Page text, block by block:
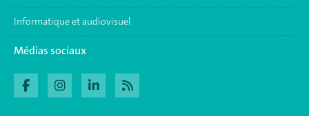
Informatique et audiovisuel
Médias sociaux